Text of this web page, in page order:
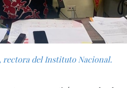
rectora del Instituto Nacional.